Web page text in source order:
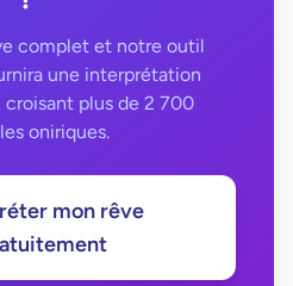
complet et notre outil
une interprétation
croisant plus de 2 700
oniriques.
mon rêve